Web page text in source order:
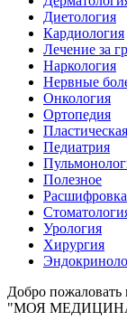
Диетология
Кардиология
Лечение за
Наркология
Нервные
Онкология
Ортопедия
Педиатрия
Полезное
Урология
Хирургия
Добро
"МОЯ